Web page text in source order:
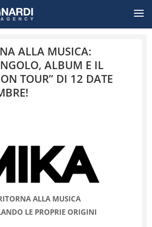
ALLA MUSICA:
ALBUM E IL
TOUR” DI 12 DATE
ALLA MUSICA
LE PROPRIE ORIGINI